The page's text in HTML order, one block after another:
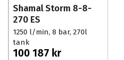
Shamal Storm 8-8-
270 ES
1250 l/min, 8 bar, 270l
tank
100 187 kr